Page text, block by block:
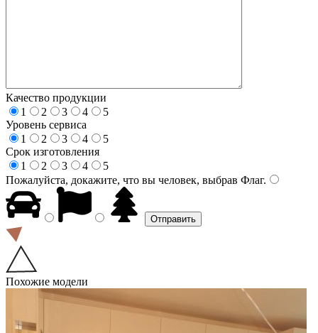
Качество продукции
1
2 3 4
5
Уровень сервиса
1
2 3 4
5
Срок изготовления
1
2 3 4
5
Пожалуйста, докажите, что вы человек, выбрав Флаг.
Похожие модели